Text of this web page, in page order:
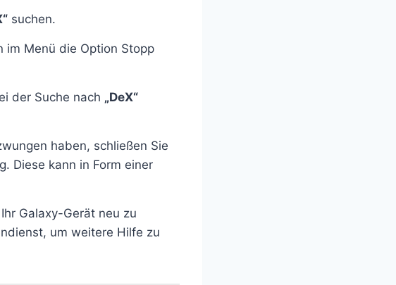
suchen.
im Menü die Option Stopp
der Suche nach „DeX“
haben, schließen Sie
Diese kann in Form einer
Galaxy-Gerät neu zu
um weitere Hilfe zu